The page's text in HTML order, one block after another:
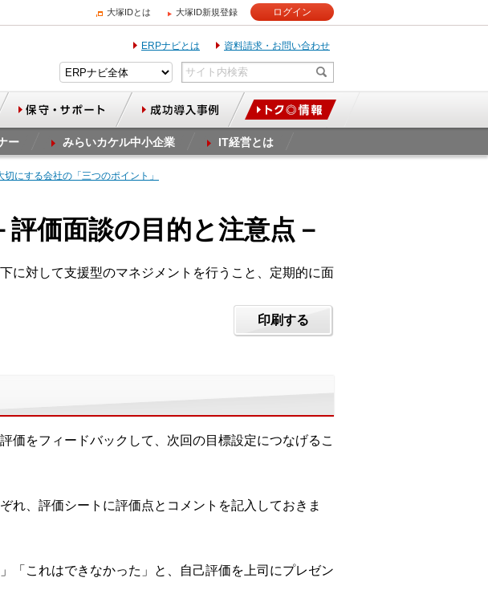
大塚IDとは 大塚ID新規登録 ログイン
ERPナビとは 資料請求・お問い合わせ
ー みらいカケル中小企業 IT経営とは
切にする会社の「三つのポイント」
価面談の目的と注意点－
に対して支援型のマネジメントを行うこと、定期的に面
印刷する
価をフィードバックして、次回の目標設定につなげるこ
れ、評価シートに評価点とコメントを記入しておきま
「これはできなかった」と、自己評価を上司にプレゼン